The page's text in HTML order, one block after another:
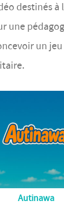
destinés à
une
un
Autinawa